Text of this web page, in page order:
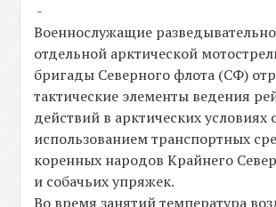
-
Военнослужащие
отдельной арктической
бригады Северного флота (СФ)
тактические элементы ведения
действий в арктических условиях с
использованием транспортных
коренных народов Крайнего
и собачьих упряжек.
Во время занятий температура